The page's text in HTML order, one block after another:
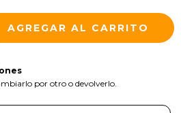
por otro o devolverlo.